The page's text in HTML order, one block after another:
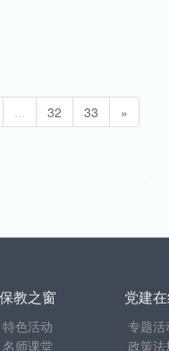
... 32 33 »
保教之窗
特色活动
名师课堂
党建
专题活
政策法